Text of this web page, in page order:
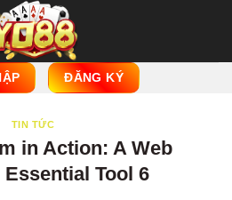
ĐĂNG KÝ
TIN TỨC
in Action: A Web
Tool 6